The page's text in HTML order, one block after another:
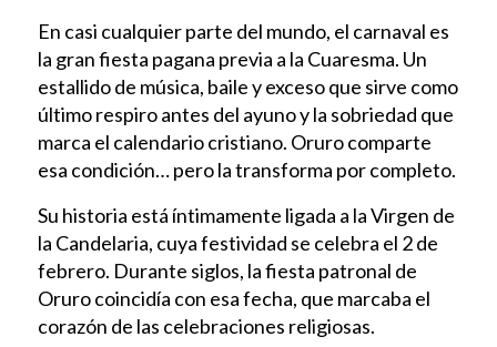
En casi cualquier parte del mundo, el carnaval es
la gran fiesta pagana previa a la Cuaresma. Un
estallido de música, baile y exceso que sirve como
último respiro antes del ayuno y la sobriedad que
marca el calendario cristiano. Oruro comparte
esa condición… pero la transforma por completo.
Su historia está íntimamente ligada a la Virgen de
la Candelaria, cuya festividad se celebra el 2 de
febrero. Durante siglos, la fiesta patronal de
Oruro coincidía con esa fecha, que marcaba el
corazón de las celebraciones religiosas.